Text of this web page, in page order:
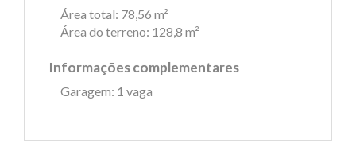
Área total: 78,56 m²
Área do terreno: 128,8 m²
Informações complementares
Garagem: 1 vaga